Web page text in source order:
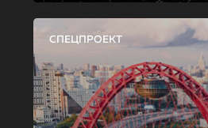
СПЕЦПРОЕКТ